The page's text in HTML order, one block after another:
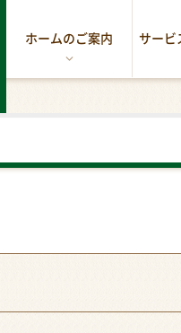
ホームのご案内 サービ